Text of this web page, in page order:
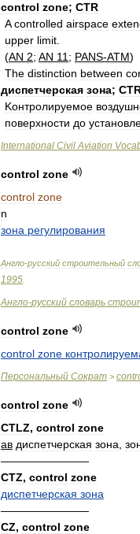
control zone; CTR
A controlled airspace
upper limit
(AN 2; AN 11 ; PANS-ATM)
The distinction between
диспетчерская зона;
Koнтрoлируeмoe
пoвeрхнoсти дo
International Civil Aviation
control zone
control zone
n
зона регулирования
Англо-русский строительный
1995
Англо-русский словарь
control zone
control zone
Персональный Сократ >
control zone
CTLZ, control zone
ав диспетчерская зона
————————
CTZ, control zone
диспетчерская зона
————————
CZ, control zone